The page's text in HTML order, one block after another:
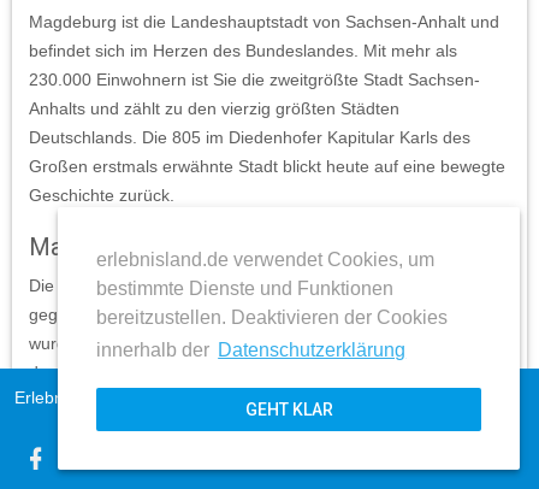
erlebnisland.de verwendet Cookies, um
bestimmte Dienste und Funktionen
bereitzustellen. Deaktivieren der Cookies
innerhalb der Datenschutzerklärung
GEHT KLAR
Magdeburg ist die Landeshauptstadt von Sachsen-Anhalt und
befindet sich im Herzen des Bundeslandes. Mit mehr als
230.000 Einwohnern ist Sie die zweitgrößte Stadt Sachsen-
Anhalts und zählt zu den vierzig größten Städten
Deutschlands. Die 805 im Diedenhofer Kapitular Karls des
Großen erstmals erwähnte Stadt blickt heute auf eine bewegte
Geschichte zurück.
Magdeburg zu Zeiten Heinrich I. und Otto I.
Die damalige Kaiserpfalz wurde 919 von Heinrich I. der Vogler
gegen die Magyaren und Slawen befestigt. Im gleichen Zug
wurde die Stadt Ausgangspunkt für den Handel mit den östlich
der Elbe lebenden Völkern. Unter Kaiser Otto I. stieg
Magdeburg zur Hauptstadt des Römischen Reiches Deutscher
Nation auf. Mit der Hochzeit Otto I. der Große und Edith (aus
bekannt als Editha) erhielt die Braut Magdeburg als
Erlebnisland Sachsen-Anhalt
AGB